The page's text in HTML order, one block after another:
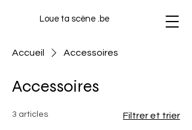
Loue ta scène .be
Accueil Accessoires
Accessoires
3 articles Filtrer et trier